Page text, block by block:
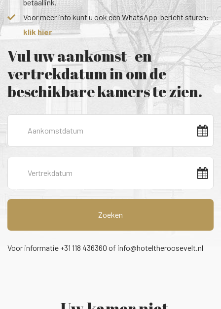
betaallink.
Voor meer info kunt u ook een WhatsApp-bericht sturen:
klik hier
Vul uw aankomst- en
vertrekdatum in om de
beschikbare kamers te zien.
Zoeken
Voor informatie +31 118 436360 of info@hoteltheroosevelt.nl